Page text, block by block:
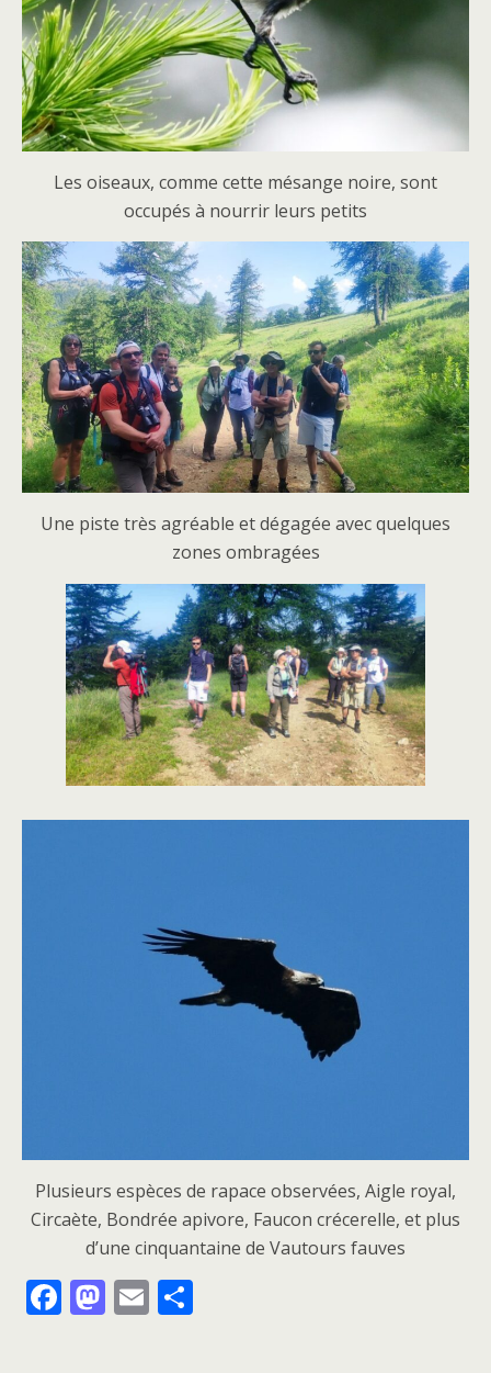
Les oiseaux, comme cette mésange noire, sont
occupés à nourrir leurs petits
Une piste très agréable et dégagée avec quelques
zones ombragées
Plusieurs espèces de rapace observées, Aigle royal,
Circaète, Bondrée apivore, Faucon crécerelle, et plus
d’une cinquantaine de Vautours fauves
F M E